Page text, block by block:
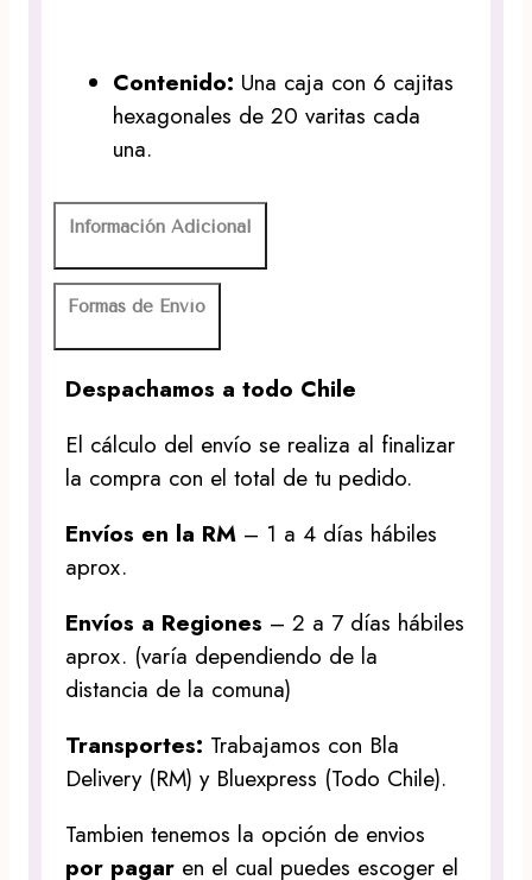
Contenido: Una caja con 6 cajitas
hexagonales de 20 varitas cada
una.
Información Adicional
Formas de Envío
Despachamos a todo Chile
El cálculo del envío se realiza al finalizar
la compra con el total de tu pedido.
Envíos en la RM – 1 a 4 días hábiles
aprox.
Envíos a Regiones – 2 a 7 días hábiles
aprox. (varía dependiendo de la
distancia de la comuna)
Transportes: Trabajamos con Bla
Delivery (RM) y Bluexpress (Todo Chile).
Tambien tenemos la opción de envios
por pagar en el cual puedes escoger el